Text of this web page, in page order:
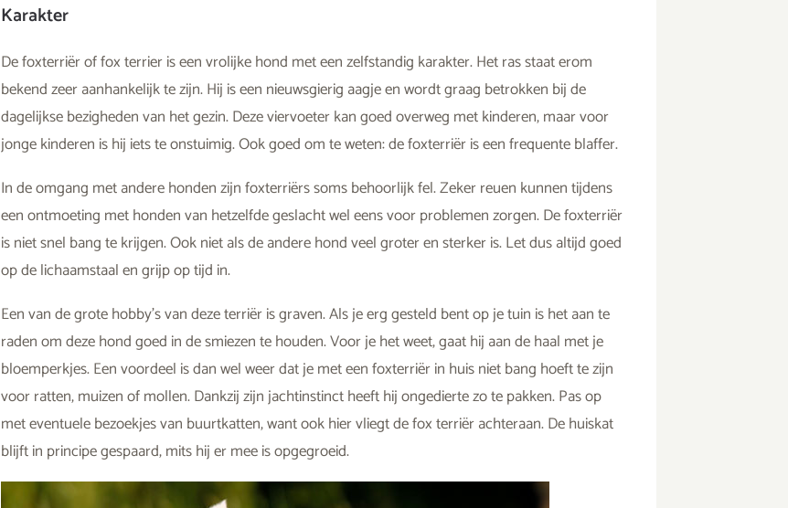
Karakter
De foxterriër of fox terrier is een vrolijke hond met een zelfstandig karakter. Het ras staat erom
bekend zeer aanhankelijk te zijn. Hij is een nieuwsgierig aagje en wordt graag betrokken bij de
dagelijkse bezigheden van het gezin. Deze viervoeter kan goed overweg met kinderen, maar voor
jonge kinderen is hij iets te onstuimig. Ook goed om te weten: de foxterriër is een frequente blaffer.
In de omgang met andere honden zijn foxterriërs soms behoorlijk fel. Zeker reuen kunnen tijdens
een ontmoeting met honden van hetzelfde geslacht wel eens voor problemen zorgen. De foxterriër
is niet snel bang te krijgen. Ook niet als de andere hond veel groter en sterker is. Let dus altijd goed
op de lichaamstaal en grijp op tijd in.
Een van de grote hobby’s van deze terriër is graven. Als je erg gesteld bent op je tuin is het aan te
raden om deze hond goed in de smiezen te houden. Voor je het weet, gaat hij aan de haal met je
bloemperkjes. Een voordeel is dan wel weer dat je met een foxterriër in huis niet bang hoeft te zijn
voor ratten, muizen of mollen. Dankzij zijn jachtinstinct heeft hij ongedierte zo te pakken. Pas op
met eventuele bezoekjes van buurtkatten, want ook hier vliegt de fox terriër achteraan. De huiskat
blijft in principe gespaard, mits hij er mee is opgegroeid.